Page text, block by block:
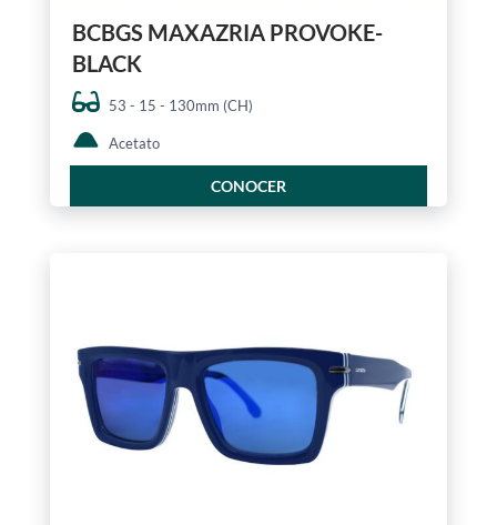
BCBGS MAXAZRIA PROVOKE-
BLACK
53 - 15 - 130mm (CH)
Acetato
CONOCER